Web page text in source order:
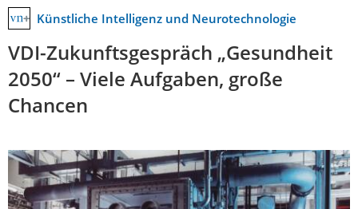
Künstliche Intelligenz und Neurotechnologie
VDI-Zukunftsgespräch „Gesundheit
2050“ – Viele Aufgaben, große
Chancen